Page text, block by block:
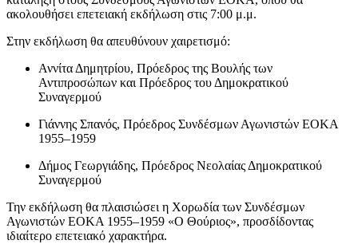
ακολουθήσει επετειακή εκδήλωση στις 7:00 μ.μ.
Στην εκδήλωση θα απευθύνουν χαιρετισμό:
Αννίτα Δημητρίου, Πρόεδρος της Βουλής των
Αντιπροσώπων και Πρόεδρος του Δημοκρατικού
Συναγερμού
Γιάννης Σπανός, Πρόεδρος Συνδέσμων Αγωνιστών ΕΟΚΑ
1955–1959
Δήμος Γεωργιάδης, Πρόεδρος Νεολαίας Δημοκρατικού
Συναγερμού
Την εκδήλωση θα πλαισιώσει η Χορωδία των Συνδέσμων
Αγωνιστών ΕΟΚΑ 1955–1959 «Ο Θούριος», προσδίδοντας
ιδιαίτερο επετειακό χαρακτήρα.